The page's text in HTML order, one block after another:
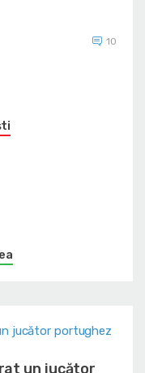
10
un jucător